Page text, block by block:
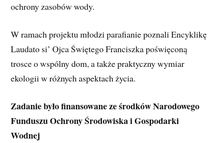
ochrony zasobów wody.
W ramach projektu młodzi parafianie poznali Encyklikę
Laudato si’ Ojca Świętego Franciszka poświęconą
trosce o wspólny dom, a także praktyczny wymiar
ekologii w różnych aspektach życia.
Zadanie było finansowane ze środków Narodowego
Funduszu Ochrony Środowiska i Gospodarki
Wodnej